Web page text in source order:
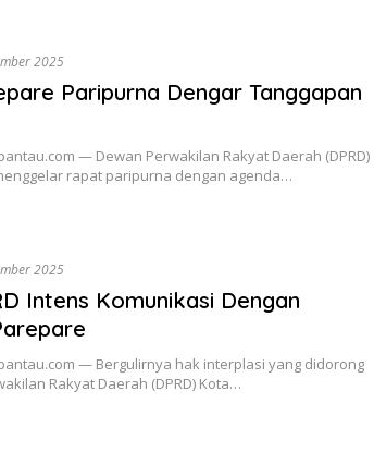
2025
Paripurna Dengar Tanggapan
— Dewan Perwakilan Rakyat Daerah (DPRD)
rapat paripurna dengan agenda…
2025
Intens Komunikasi Dengan
— Bergulirnya hak interplasi yang didorong
Rakyat Daerah (DPRD) Kota…